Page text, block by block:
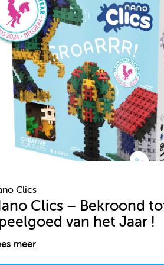
Clics
Clics – Bekroond
van het Jaar !
meer